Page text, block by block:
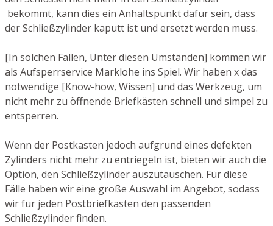
bekommt, kann dies ein Anhaltspunkt dafür sein, dass
der Schließzylinder kaputt ist und ersetzt werden muss.
[In solchen Fällen, Unter diesen Umständen] kommen wir
als Aufsperrservice Marklohe ins Spiel. Wir haben x das
notwendige [Know-how, Wissen] und das Werkzeug, um
nicht mehr zu öffnende Briefkästen schnell und simpel zu
entsperren.
Wenn der Postkasten jedoch aufgrund eines defekten
Zylinders nicht mehr zu entriegeln ist, bieten wir auch die
Option, den Schließzylinder auszutauschen. Für diese
Fälle haben wir eine große Auswahl im Angebot, sodass
wir für jeden Postbriefkasten den passenden
Schließzylinder finden.